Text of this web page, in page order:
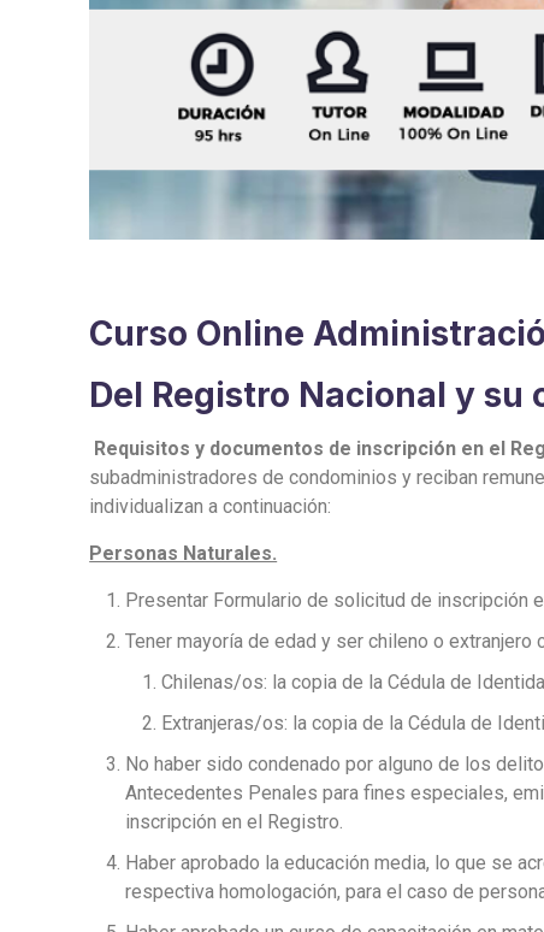
Curso Online
Del Registro Nacional y su
Requisitos y documentos de inscripción en el
subadministradores de condominios y reciban
individualizan a continuación:
Personas Naturales.
Presentar Formulario de solicitud de inscripción
Tener mayoría de edad y ser chileno o
Chilenas/os: la copia de la Cédula de
Extranjeras/os: la copia de la Cédula de
No haber sido condenado por alguno de los
Antecedentes Penales para fines especiales,
inscripción en el Registro.
Haber aprobado la educación media, lo que se
respectiva homologación, para el caso de